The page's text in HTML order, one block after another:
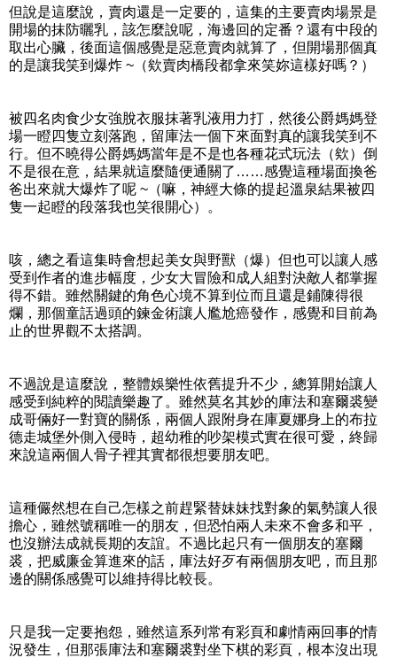
但說是這麼說，賣肉還是一定要的，這集的主要賣肉場景是
開場的抹防曬乳，該怎麼說呢，海邊回的定番？還有中段的
取出心臟，後面這個感覺是惡意賣肉就算了，但開場那個真
的是讓我笑到爆炸 ~（欸賣肉橋段都拿來笑妳這樣好嗎？）
被四名肉食少女強脫衣服抹著乳液用力打，然後公爵媽媽登
場一瞪四隻立刻落跑，留庫法一個下來面對真的讓我笑到不
行。但不曉得公爵媽媽當年是不是也各種花式玩法（欸）倒
不是很在意，結果就這麼隨便通關了……感覺這種場面換爸
爸出來就大爆炸了呢 ~（嘛，神經大條的提起溫泉結果被四
隻一起瞪的段落我也笑很開心）。
咳，總之看這集時會想起美女與野獸（爆）但也可以讓人感
受到作者的進步幅度，少女大冒險和成人組對決敵人都掌握
得不錯。雖然關鍵的角色心境不算到位而且還是鋪陳得很
爛，那個童話過頭的鍊金術讓人尷尬癌發作，感覺和目前為
止的世界觀不太搭調。
不過說是這麼說，整體娛樂性依舊提升不少，總算開始讓人
感受到純粹的閱讀樂趣了。雖然莫名其妙的庫法和塞爾裘變
成哥倆好一對寶的關係，兩個人跟附身在庫夏娜身上的布拉
德走城堡外側入侵時，超幼稚的吵架模式實在很可愛，終歸
來說這兩個人骨子裡其實都很想要朋友吧。
這種儼然想在自己怎樣之前趕緊替妹妹找對象的氣勢讓人很
擔心，雖然號稱唯一的朋友，但恐怕兩人未來不會多和平，
也沒辦法成就長期的友誼。不過比起只有一個朋友的塞爾
裘，把威廉金算進來的話，庫法好歹有兩個朋友吧，而且那
邊的關係感覺可以維持得比較長。
只是我一定要抱怨，雖然這系列常有彩頁和劇情兩回事的情
況發生，但那張庫法和塞爾裘對坐下棋的彩頁，根本沒出現